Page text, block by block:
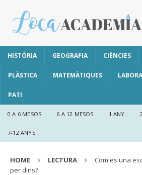
HISTÒRIA GEOGRAFIA CIÈNCIES
PLÀSTICA MATEMÀTIQUES
PATI
0 A 6 MESOS 6 A 12 MESOS 1 ANY
7-12 ANYS
HOME LECTURA
Com es una
per dins?